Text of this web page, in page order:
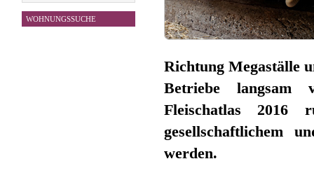
WOHNUNGSSUCHE
Richtung Megaställe
Betriebe langsam
Fleischatlas
gesellschaftlichem
werden.